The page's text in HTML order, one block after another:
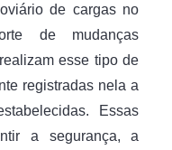
de cargas no
de mudanças
esse tipo de
registradas nela a
Essas
a segurança, a